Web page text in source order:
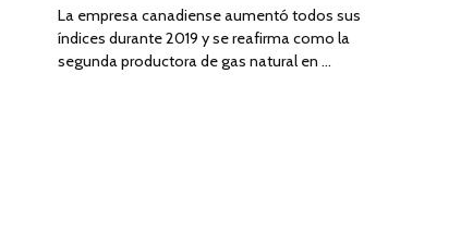
La empresa canadiense aumentó todos sus
índices durante 2019 y se reafirma como la
segunda productora de gas natural en …